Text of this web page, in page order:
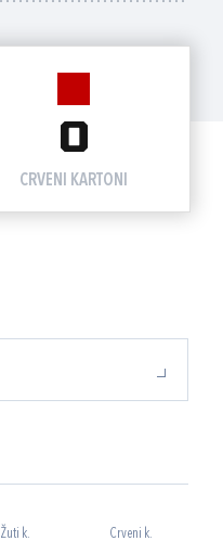
0
CRVENI KARTONI
Žuti k. Crveni k.